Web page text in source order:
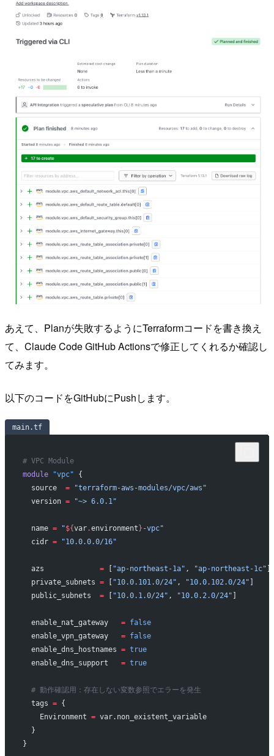
あえて、Planが失敗するようにTerraformコードを書き換え
て、Claude Code GitHub Actionsで修正してくれるか確認し
てみます。
以下のコードをGitHubにPushします。
main.tf
# VPC Module
module "vpc" {
  source
  =
"terraform-aws-modules/vpc/aws"
  version
= "~> 6.0.1"
  name
= "${var.environment } -vpc"
  cidr
= "10.0.0.0/16"
  azs
             =
[ "ap-northeast-1a" , "ap-northeast-1c"
  private_subnets
= [ "10.0.101.0/24" , "10.0.102.0/24"
  public_subnets
  =
[ "10.0.1.0/24" , "10.0.2.0/24"
  enable_nat_gateway
   =
false
  enable_vpn_gateway
   =
false
  enable_dns_hostnames
= true
  enable_dns_support
   =
true
  # 動作確認用：存在しない変数参照でエラーを発生
  tags
= {
    Environment
= var.non_existent_variable
  }
}